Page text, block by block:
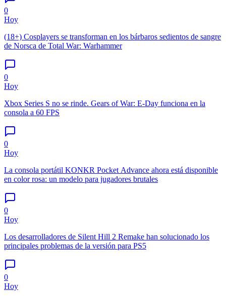
0
Hoy
(18+) Cosplayers se transforman en los bárbaros sedientos de sangre
de Norsca de Total War: Warhammer
0
Hoy
Xbox Series S no se rinde. Gears of War: E-Day funciona en la
consola a 60 FPS
0
Hoy
La consola portátil KONKR Pocket Advance ahora está disponible
en color rosa: un modelo para jugadores brutales
0
Hoy
Los desarrolladores de Silent Hill 2 Remake han solucionado los
principales problemas de la versión para PS5
0
Hoy